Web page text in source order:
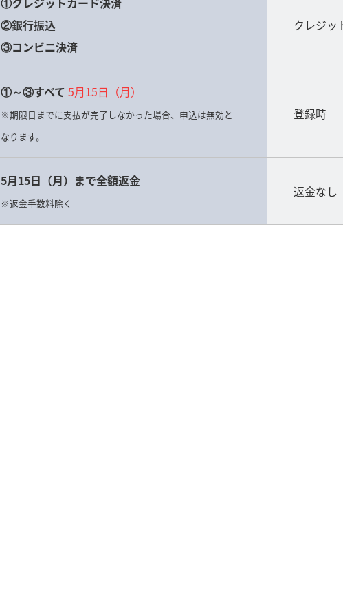
②銀行振込
③コンビニ決済
クレジッ
①～③すべて 5月15日（月）
※期限日までに支払が完了しなかった場合、申込は無効と
なります。
登録時
5月15日（月）まで全額返金
※返金手数料除く
返金なし